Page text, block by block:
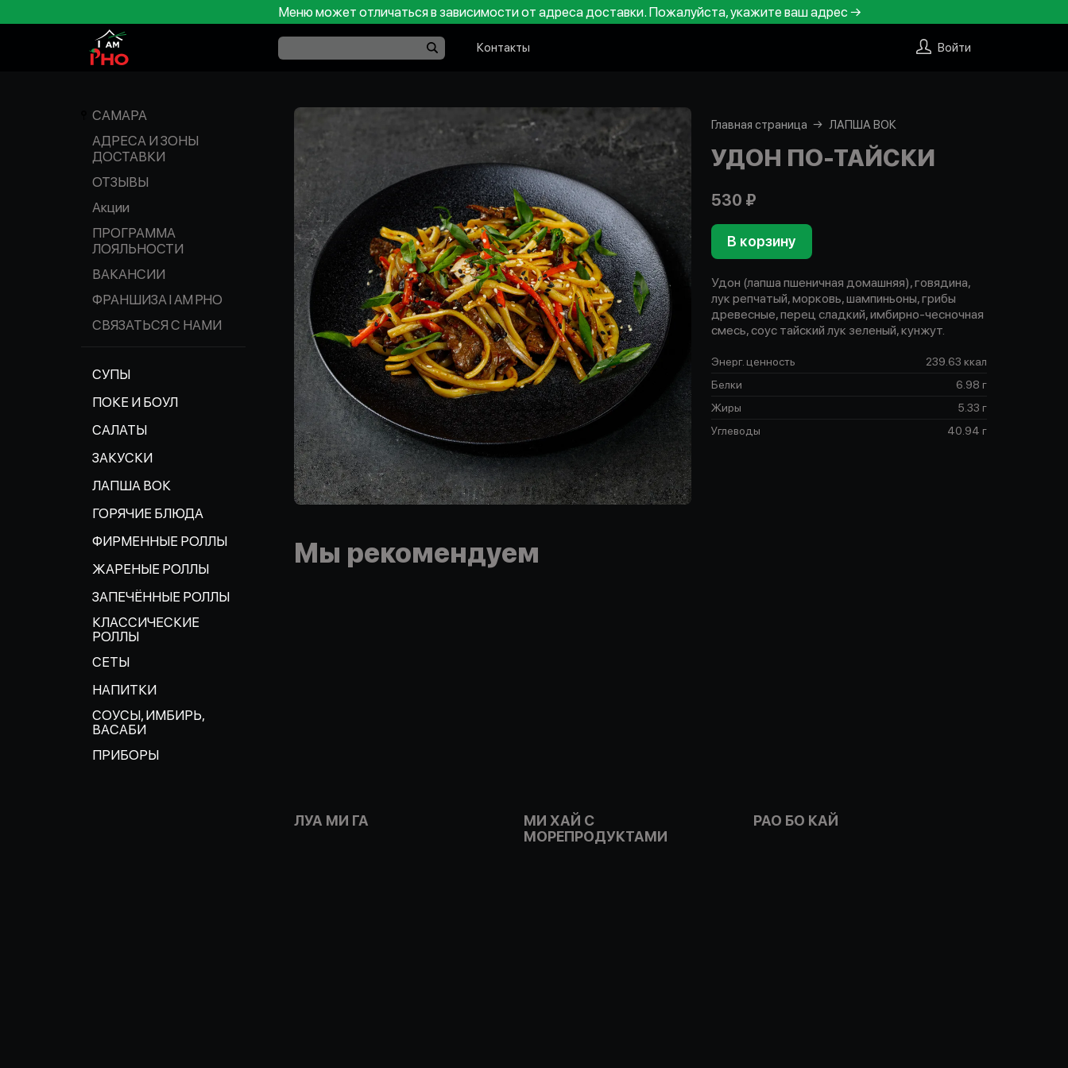
Меню может отличаться в зависимости от адреса доставки. Пожалуйста, укажите ваш адрес →
Контакты Войти
САМАРА
АДРЕСА И ЗОНЫ
ДОСТАВКИ
ОТЗЫВЫ
Акции
ПРОГРАММА
ЛОЯЛЬНОСТИ
ВАКАНСИИ
ФРАНШИЗА I AM PHO
СВЯЗАТЬСЯ С НАМИ
СУПЫ
ПОКЕ И БОУЛ
САЛАТЫ
ЗАКУСКИ
ЛАПША ВОК
ГОРЯЧИЕ БЛЮДА
ФИРМЕННЫЕ РОЛЛЫ
ЖАРЕНЫЕ РОЛЛЫ
ЗАПЕЧЁННЫЕ РОЛЛЫ
КЛАССИЧЕСКИЕ
РОЛЛЫ
СЕТЫ
НАПИТКИ
СОУСЫ, ИМБИРЬ,
ВАСАБИ
ПРИБОРЫ
Главная страница ЛАПША ВОК
УДОН ПО-ТАЙСКИ
530 ₽
В корзину
Удон (лапша пшеничная домашняя), говядина,
лук репчатый, морковь, шампиньоны, грибы
древесные, перец сладкий, имбирно-чесночная
смесь, соус тайский лук зеленый, кунжут.
Энерг. ценность
239.63 ккал
Белки
6.98 г
Жиры
5.33 г
Углеводы
40.94 г
Мы рекомендуем
ЛУА МИ ГА
МИ ХАЙ С
МОРЕПРОДУКТАМИ
РАО БО КАЙ